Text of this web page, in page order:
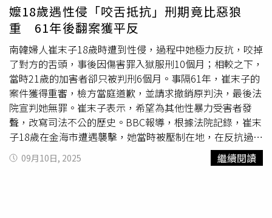
大批網友抨擊，連太太慈惠也遭殃。不到一周，宥勝再度發
文寫下3點，強調「未來將不再以『宥勝』的名義進行任何
活動」，還要捐出社群平台、低調進行實際的彌補行動，且
永不出現在大眾視野。許傑輝當時先是被男學生爆料要學生
練習「集體做愛」配音，接著又被女星黃云歆控訴，10年前
演舞台劇《台灣舞孃》時，許傑輝要她交「性感作業」，還
拿巧克力到胸前問能否夾住；啦啦隊女神短今也跳出來表
示，許傑輝曾要她在小房間換上馬甲，說她的胸部像豆腐能
否摸摸看，就這樣被摸胸得逞；另一位同劇演員森森則指控
遭許傑輝戳屁股，甚至對方還跟她說，「我是因為胸前比較
雄偉，才被選上的。」面對連環爆，許傑輝最終透過社群網
站宣布：「本人即日起退出演藝事業，停止所有公開活
嬤18歲遇性侵「咬舌抵抗」刑期竟比惡狼
重 61年後翻案獲平反
南韓婦人崔末子18歲時遭到性侵，過程中她極力反抗，咬掉
了對方的舌頭，事後因傷害罪入獄服刑10個月；相較之下，
當時21歲的加害者卻只被判刑6個月。事隔61年，崔末子的
案件獲得重審，檢方當庭道歉，並請求撤銷原判決，最後法
院宣判她無罪。崔末子表示，希望為其他性暴力受害者發
聲，改寫司法不公的歷史。BBC報導，根據法院記錄，崔末
子18歲在金海市遭遇襲擊，她當時被壓制在地，在反抗過程
中咬掉男子約1.5公分舌頭，才成功掙脫，事後被依傷害罪
逮捕，在調查期間被拘留6個月，後獲判10個月徒刑，緩刑
09月10日, 2025 繼續閱讀